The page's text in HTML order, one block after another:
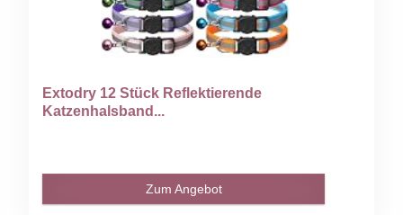
Extodry 12 Stück Reflektierende
Katzenhalsband...
Zum Angebot